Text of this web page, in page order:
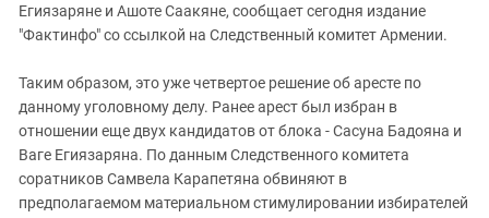
Егиязаряне и Ашоте Саакяне, сообщает сегодня издание
"Фактинфо" со ссылкой на Следственный комитет Армении.
Таким образом, это уже четвертое решение об аресте по
данному уголовному делу. Ранее арест был избран в
отношении еще двух кандидатов от блока - Сасуна Бадояна и
Ваге Егиязаряна. По данным Следственного комитета
соратников Самвела Карапетяна обвиняют в
предполагаемом материальном стимулировании избирателей